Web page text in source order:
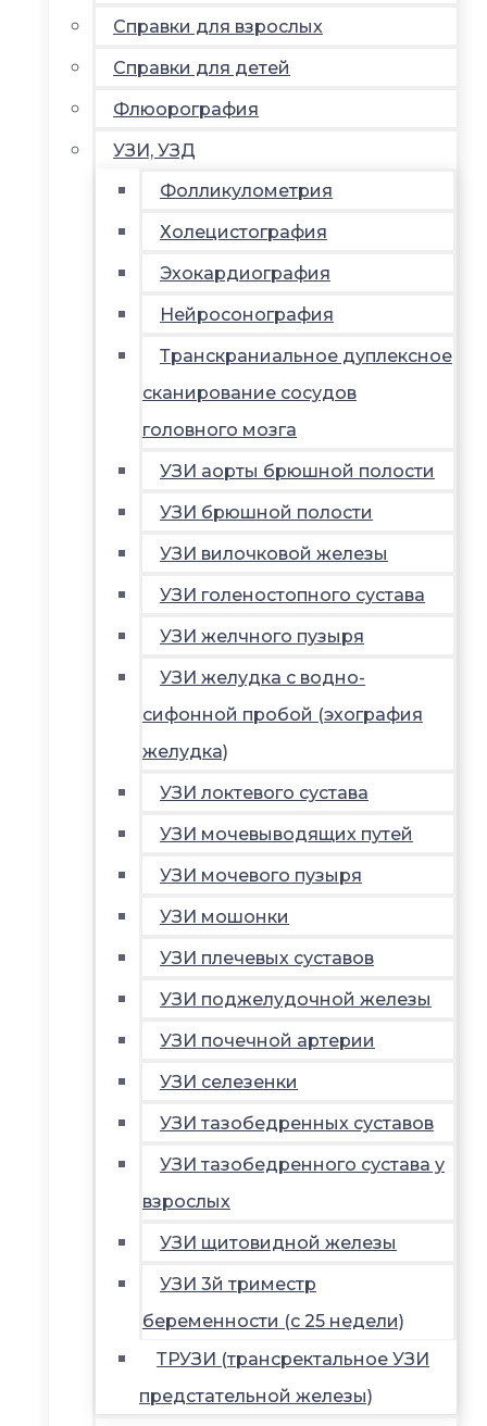
Справки для взрослых
Справки для детей
Флюорография
УЗИ, УЗД
Фолликулометрия
Холецистография
Эхокардиография
Нейросонография
Транскраниальное дуплексное
сканирование сосудов
головного мозга
УЗИ аорты брюшной полости
УЗИ брюшной полости
УЗИ вилочковой железы
УЗИ голеностопного сустава
УЗИ желчного пузыря
УЗИ желудка с водно-
сифонной пробой (эхография
желудка)
УЗИ локтевого сустава
УЗИ мочевыводящих путей
УЗИ мочевого пузыря
УЗИ мошонки
УЗИ плечевых суставов
УЗИ поджелудочной железы
УЗИ почечной артерии
УЗИ селезенки
УЗИ тазобедренных суставов
УЗИ тазобедренного сустава у
взрослых
УЗИ щитовидной железы
УЗИ 3й триместр
беременности (с 25 недели)
ТРУЗИ (трансректальное УЗИ
предстательной железы)